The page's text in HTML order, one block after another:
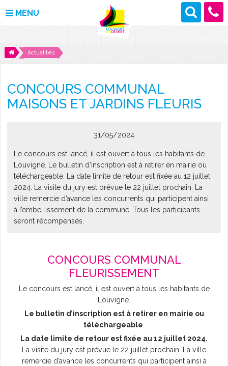
MENU
MAIRIE
DÉCOUVRIR LOUVIGNÉ
DES PROJETS POUR DEMAIN
CONTACT
ACTUALITÉS
Actualités
CONCOURS COMMUNAL
MAISONS ET JARDINS FLEURIS
31/05/2024
Le concours est lancé, il est ouvert à tous les habitants de
Louvigné. Le bulletin d’inscription est à retirer en mairie ou
téléchargeable. La date limite de retour est fixée au 12 juillet
2024. La visite du jury est prévue le 22 juillet prochain. La
ville remercie d’avance les concurrents qui participent ainsi
à l’embellissement de la commune. Tous les participants
seront récompensés.
CONCOURS COMMUNAL
FLEURISSEMENT
Le concours est lancé, il est ouvert à tous les habitants de
Louvigné.
Le bulletin d’inscription est à retirer en mairie ou
téléchargeable.
La date limite de retour est fixée au 12 juillet 2024.
La visite du jury est prévue le 22 juillet prochain. La ville
remercie d’avance les concurrents qui participent ainsi à